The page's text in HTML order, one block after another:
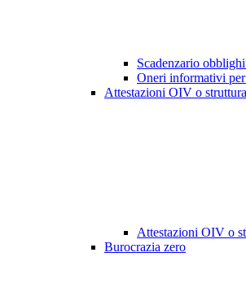
Scadenzario
Oneri informativi
Attestazioni OIV o
Attestazioni OIV o
Burocrazia zero